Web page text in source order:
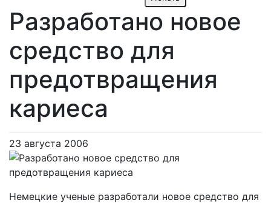
Разработано новое
средство для
предотвращения
кариеса
23 августа 2006
Немецкие ученые разработали новое средство для